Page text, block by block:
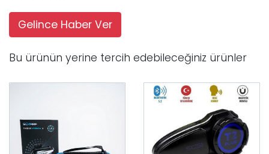
Gelince Haber Ver
Bu ürünün yerine tercih edebileceğiniz ürünler